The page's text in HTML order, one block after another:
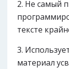
Не самый
тексте
материал